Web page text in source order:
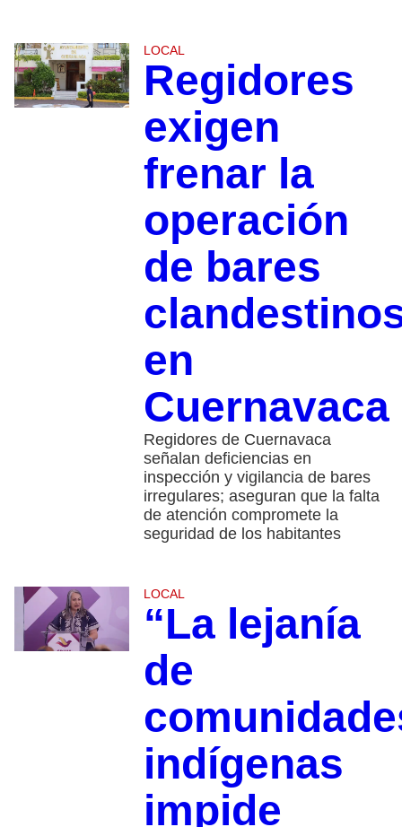
LOCAL
Regidores
exigen
frenar la
operación
de bares
en
Cuernavaca
Regidores de Cuernavaca
señalan deficiencias en
inspección y vigilancia de bares
irregulares; aseguran que la falta
de atención compromete la
seguridad de los habitantes
LOCAL
“La lejanía
de
indígenas
impide